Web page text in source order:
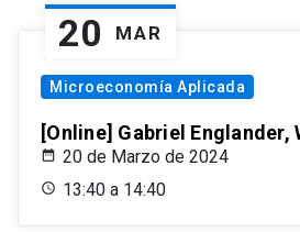
20 MAR
Microeconomía Aplicada
[Online] Gabriel Englander,
20 de Marzo de 2024
13:40 a 14:40